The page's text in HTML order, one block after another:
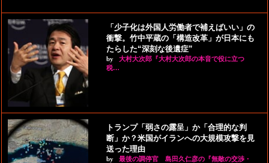
「少子化は外国人労働者で補えばいい」の
衝撃。竹中平蔵の「構造改革」が日本にも
たらした“深刻な後遺症”
by
大村大次郎『大村大次郎の本音で役に立つ
税…
トランプ「弱さの露呈」か「合理的な判
断」か？米国がイランへの大規模攻撃を見
送った理由
by
最後の調停官 島田久仁彦の『無敵の交渉・